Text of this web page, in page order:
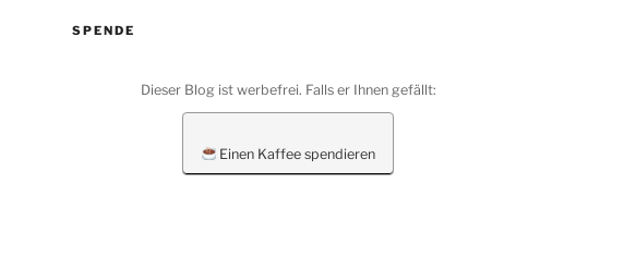
SPENDE
Dieser Blog ist werbefrei. Falls er Ihnen gefällt:
Einen Kaffee spendieren